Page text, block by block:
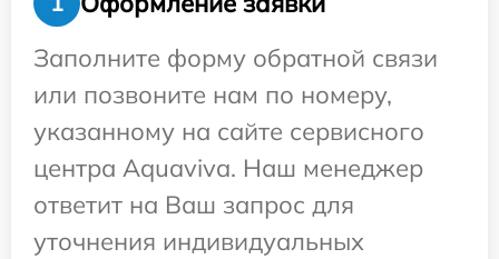
Заполните форму обратной связи
или позвоните нам по номеру,
указанному на сайте сервисного
центра Aquaviva. Наш менеджер
ответит на Ваш запрос для
уточнения индивидуальных